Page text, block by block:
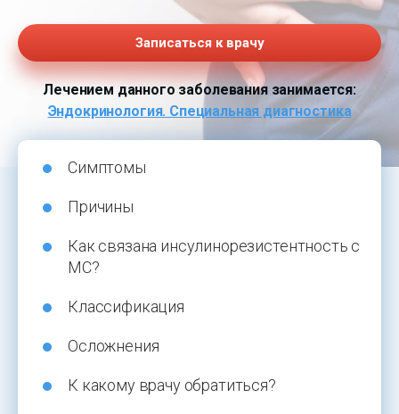
Записаться к врачу
Лечением данного заболевания занимается:
Эндокринология. Специальная диагностика
Симптомы
Причины
Как связана инсулинорезистентность с
МС?
Классификация
Осложнения
К какому врачу обратиться?